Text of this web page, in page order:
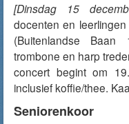
[Dinsdag 15
docenten en
(Buitenlandse Baan
trombone en harp
concert begint om
inclusief koffie/thee.
Seniorenkoor